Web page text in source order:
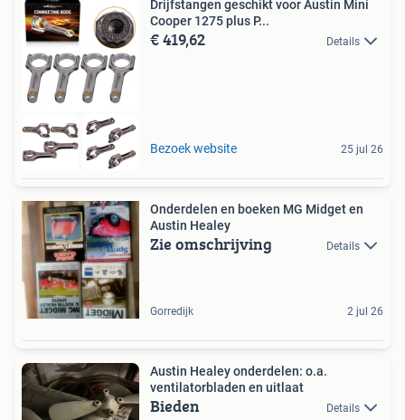
Drijfstangen geschikt voor Austin Mini
Cooper 1275 plus P...
€ 419,62 Details
Bezoek website 25 jul 26
Onderdelen en boeken MG Midget en
Austin Healey
Zie omschrijving Details
Gorredijk 2 jul 26
Austin Healey onderdelen: o.a.
ventilatorbladen en uitlaat
Bieden Details